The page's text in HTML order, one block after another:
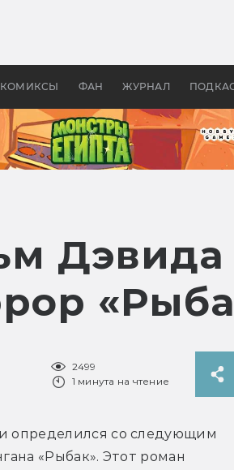
КОМИКСЫ ФАН ЖУРНАЛ
—
бы «Властелина
2499
1 минута на чтение
определился со следующим
«Рыбак». Этот роман